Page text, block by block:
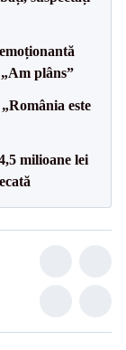
plâns”
este
milioane lei